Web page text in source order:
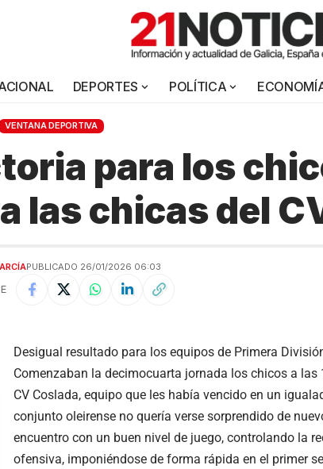
DEPORTES POLÍTICA
VENTANA DEPORTIVA
para los
las chicas del
PUBLICADO 26/01/2026 06:03
Desigual resultado para los equipos de Primera
Comenzaban la decimocuarta jornada los chicos a
CV Coslada, equipo que les había vencido en un
conjunto oleirense no quería verse sorprendido de
encuentro con un buen nivel de juego, controlando la
ofensiva, imponiéndose de forma rápida en el primer